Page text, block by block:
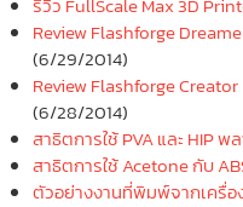
รีวิว FullScale Max 3D
Review Flashforge
(6/29/2014)
Review Flashforge
(6/28/2014)
สาธิตการใช้ PVA และ HIP
สาธิตการใช้ Acetone กับ
ตัวอย่างงานที่พิมพ์จากเครื่อ